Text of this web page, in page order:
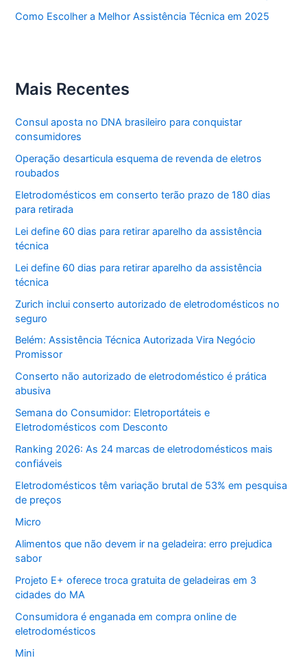
Como Escolher a Melhor Assistência Técnica em 2025
Mais Recentes
Consul aposta no DNA brasileiro para conquistar
consumidores
Operação desarticula esquema de revenda de eletros
roubados
Eletrodomésticos em conserto terão prazo de 180 dias
para retirada
Lei define 60 dias para retirar aparelho da assistência
técnica
Lei define 60 dias para retirar aparelho da assistência
técnica
Zurich inclui conserto autorizado de eletrodomésticos no
seguro
Belém: Assistência Técnica Autorizada Vira Negócio
Promissor
Conserto não autorizado de eletrodoméstico é prática
abusiva
Semana do Consumidor: Eletroportáteis e
Eletrodomésticos com Desconto
Ranking 2026: As 24 marcas de eletrodomésticos mais
confiáveis
Eletrodomésticos têm variação brutal de 53% em pesquisa
de preços
Micro
Alimentos que não devem ir na geladeira: erro prejudica
sabor
Projeto E+ oferece troca gratuita de geladeiras em 3
cidades do MA
Consumidora é enganada em compra online de
eletrodomésticos
Mini